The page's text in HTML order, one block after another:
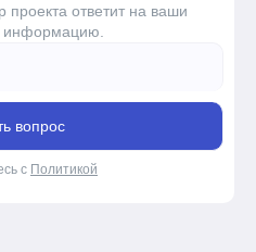
проекта ответит на ваши
информацию.
вопрос
с Политикой